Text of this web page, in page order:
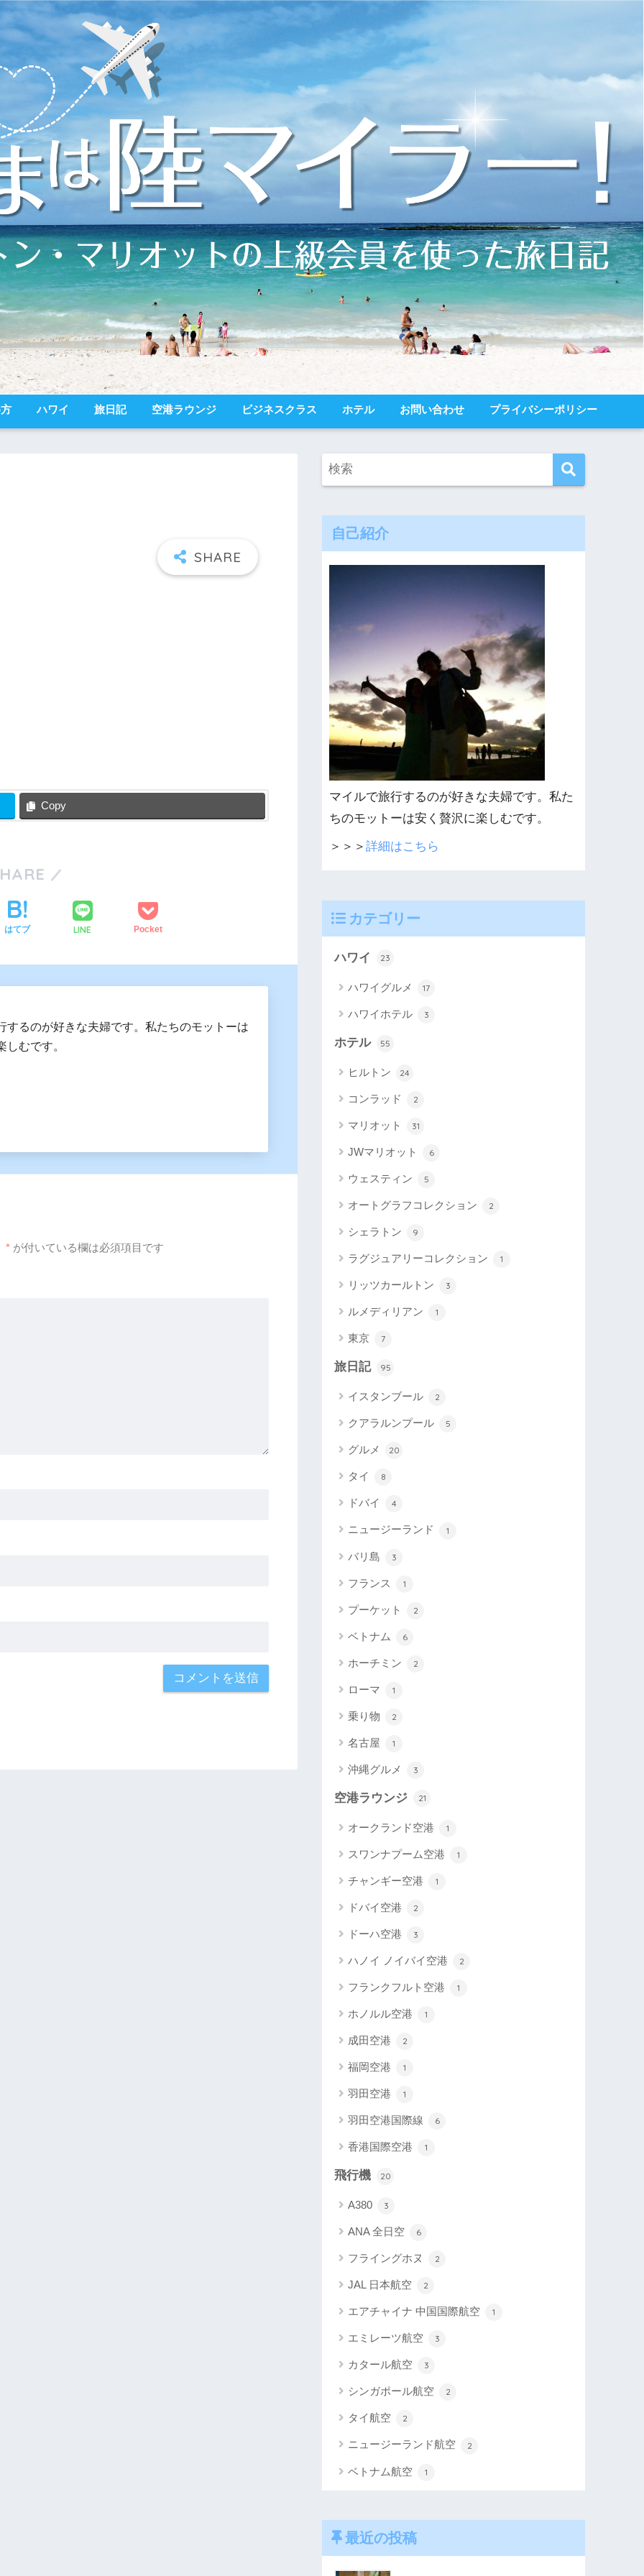
ハワイ 旅日記 空港ラウンジ ビジネスクラス ホテル お問い合わせ プライバシーポリシー
Copy
はてブ LINE Pocket
するのが好きな夫婦です。私たちのモットーは
しむです。
* が付いている欄は必須項目です
自己紹介
マイルで旅行するのが好きな夫婦です。私た
ちのモットーは安く贅沢に楽しむです。
＞＞＞詳細はこちら
カテゴリー
ハワイ 23
ハワイグルメ 17
ハワイホテル 3
ホテル 55
ヒルトン 24
コンラッド 2
マリオット 31
JWマリオット 6
ウェスティン 5
オートグラフコレクション 2
シェラトン 9
ラグジュアリーコレクション 1
リッツカールトン 3
ルメディリアン 1
東京 7
旅日記 95
イスタンブール 2
クアラルンプール 5
グルメ 20
タイ 8
ドバイ 4
ニュージーランド 1
バリ島 3
フランス 1
プーケット 2
ベトナム 6
ホーチミン 2
ローマ 1
乗り物 2
名古屋 1
沖縄グルメ 3
空港ラウンジ 21
オークランド空港 1
スワンナプーム空港 1
チャンギー空港 1
ドバイ空港 2
ドーハ空港 3
ハノイ ノイバイ空港 2
フランクフルト空港 1
ホノルル空港 1
成田空港 2
福岡空港 1
羽田空港 1
羽田空港国際線 6
香港国際空港 1
飛行機 20
A380 3
ANA 全日空 6
フライングホヌ 2
JAL 日本航空 2
エアチャイナ 中国国際航空 1
エミレーツ航空 3
カタール航空 3
シンガポール航空 2
タイ航空 2
ニュージーランド航空 2
ベトナム航空 1
最近の投稿